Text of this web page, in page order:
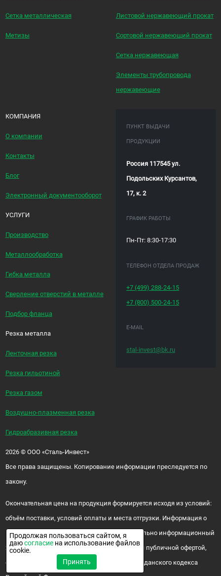
Сетка металлическая
Метизы
Листовой нержавеющий прокат
Сортовой нержавеющий прокат
Сетка нержавеющая
Элементы трубопровода
нержавеющие
КОМПАНИЯ
О компании
Контакты
Блог
Электронный документооборот
УСЛУГИ
Производство
Металлообработка
Гибка металла
Сверление отверстий в металле
Подбор фланца
Резка металла
Ленточная резка
Резка гильотиной
Резка газом
Воздушно-плазменная резка
Гидроабразивная резка
ПУНКТ ВЫДАЧИ
ПРОДУКЦИИ
Россия 117545 ул.
Подольских Курсантов,
17, к. 2
ГРАФИК РАБОТЫ
Пн-Пт: 8:30-17:30
ТЕЛЕФОН ОТДЕЛА ПРОДАЖ
+7 (499) 288-24-15
+7 (800) 500-24-15
E-MAIL
stal-invest@bk.ru
2026 ©ООО «Сталь-Инвест»
Все права защищены. Копирование информации преследуется по
закону.
Окончательная цена на продукция формируется исходя из условий:
объём поставки, условий оплаты и места отгрузки. Информация о
цене и наличии продукции носит исключительно информационный
характер и ни при каких условиях не является публичной офертой,
определяемой положениями ч. 2 ст. 437 Гражданского кодекса
Продолжая пользоваться сайтом, я
даюсогласие на использование файлов
cookie.
Принять